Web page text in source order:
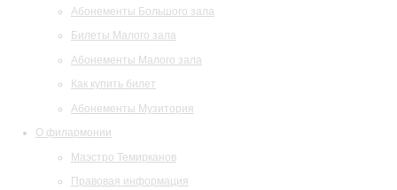
Абонементы Большого зала
Билеты Малого зала
Абонементы Малого зала
Как купить билет
Абонементы Музитория
О филармонии
Маэстро Темирканов
Правовая информация